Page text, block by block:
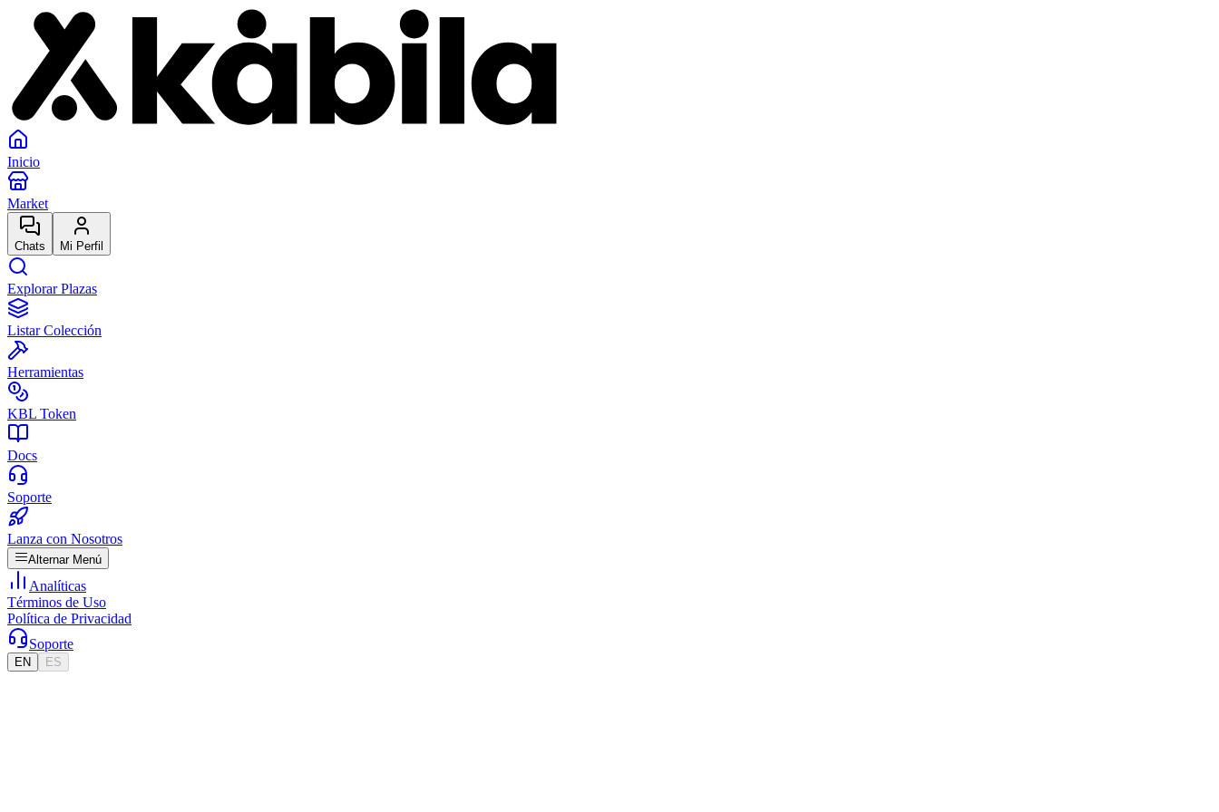
Inicio
Market
Chats Mi Perfil
Explorar Plazas
Listar Colección
Herramientas
KBL Token
Docs
Soporte
Lanza con Nosotros
Alternar Menú
Analíticas
Términos de Uso
Política de Privacidad
Soporte
EN ES